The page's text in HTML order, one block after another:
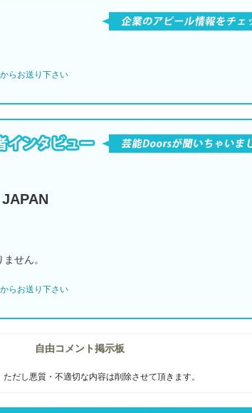
らお送り下さい
せん。
らお送り下さい
自由コメント掲示板
だし悪質・不適切な内容は削除させて頂きます。